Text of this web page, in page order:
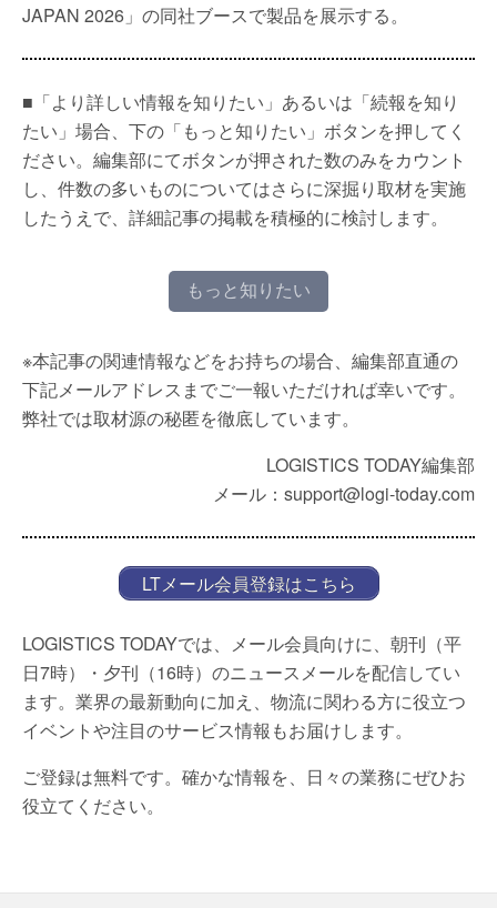
JAPAN 2026」の同社ブースで製品を展示する。
■「より詳しい情報を知りたい」あるいは「続報を知り
たい」場合、下の「もっと知りたい」ボタンを押してく
ださい。編集部にてボタンが押された数のみをカウント
し、件数の多いものについてはさらに深掘り取材を実施
したうえで、詳細記事の掲載を積極的に検討します。
もっと知りたい
※本記事の関連情報などをお持ちの場合、編集部直通の
下記メールアドレスまでご一報いただければ幸いです。
弊社では取材源の秘匿を徹底しています。
LOGISTICS TODAY編集部
メール：support@logi-today.com
LTメール会員登録はこちら
LOGISTICS TODAYでは、メール会員向けに、朝刊（平
日7時）・夕刊（16時）のニュースメールを配信してい
ます。業界の最新動向に加え、物流に関わる方に役立つ
イベントや注目のサービス情報もお届けします。
ご登録は無料です。確かな情報を、日々の業務にぜひお
役立てください。